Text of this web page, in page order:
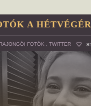
A
RAJONGÓI FOTÓK TWITTER